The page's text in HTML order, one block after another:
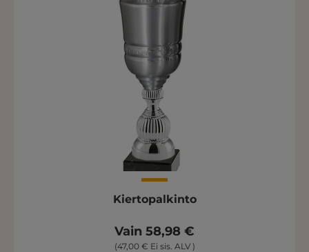
Kiertopalkinto
Vain 58,98 €
(47,00 € Ei sis. ALV )